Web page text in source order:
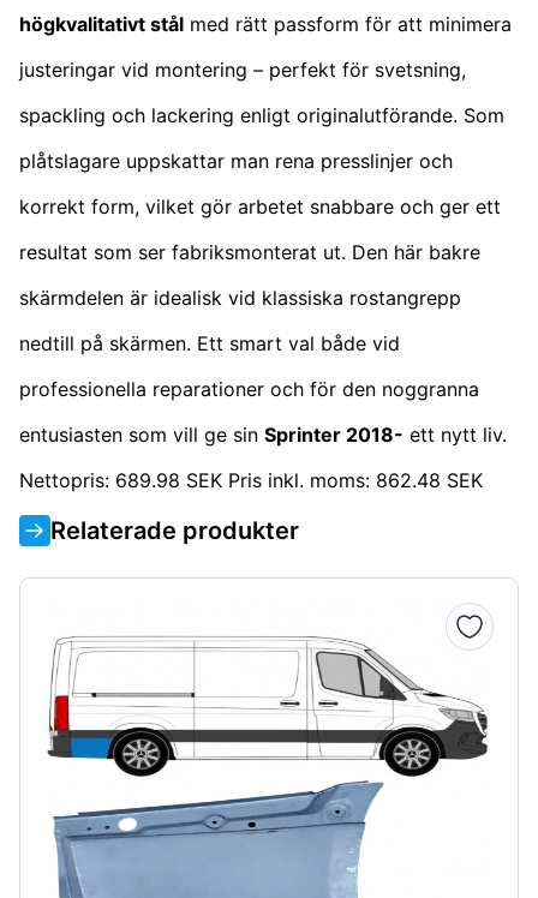
högkvalitativt stål med rätt passform för att minimera
justeringar vid montering – perfekt för svetsning,
spackling och lackering enligt originalutförande. Som
plåtslagare uppskattar man rena presslinjer och
korrekt form, vilket gör arbetet snabbare och ger ett
resultat som ser fabriksmonterat ut. Den här bakre
skärmdelen är idealisk vid klassiska rostangrepp
nedtill på skärmen. Ett smart val både vid
professionella reparationer och för den noggranna
entusiasten som vill ge sin Sprinter 2018- ett nytt liv.
Nettopris: 689.98 SEK Pris inkl. moms: 862.48 SEK
Relaterade produkter